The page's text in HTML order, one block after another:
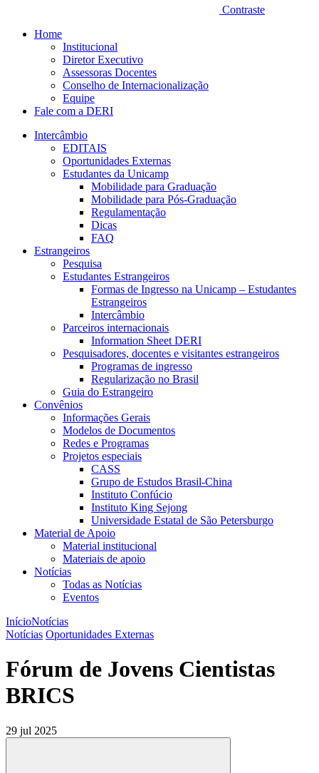
Contraste
Home
Institucional
Diretor Executivo
Assessoras Docentes
Conselho de Internacionalização
Equipe
Fale com a DERI
Intercâmbio
EDITAIS
Oportunidades Externas
Estudantes da Unicamp
Mobilidade para Graduação
Mobilidade para Pós-Graduação
Regulamentação
Dicas
FAQ
Estrangeiros
Pesquisa
Estudantes Estrangeiros
Formas de Ingresso na Unicamp – Estudantes
Estrangeiros
Intercâmbio
Parceiros internacionais
Information Sheet DERI
Pesquisadores, docentes e visitantes estrangeiros
Programas de ingresso
Regularização no Brasil
Guia do Estrangeiro
Convênios
Informações Gerais
Modelos de Documentos
Redes e Programas
Projetos especiais
CASS
Grupo de Estudos Brasil-China
Instituto Confúcio
Instituto King Sejong
Universidade Estatal de São Petersburgo
Material de Apoio
Material institucional
Materiais de apoio
Notícias
Todas as Notícias
Eventos
InícioNotícias
Notícias Oportunidades Externas
Fórum de Jovens Cientistas
BRICS
29 jul 2025